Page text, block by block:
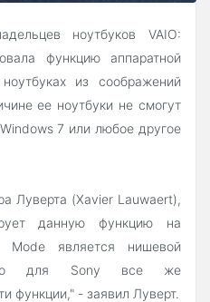
ноутбуков VAIO:
функцию аппаратной
из соображений
ее ноутбуки не смогут
7 или любое другое
Луверта (Xavier Lauwaert),
данную функцию на
Mode является нишевой
для Sony все же
функции," - заявил Луверт.